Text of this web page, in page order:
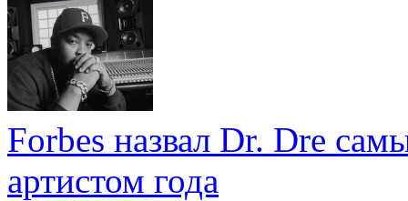
Forbes назвал Dr. Dre
артистом года